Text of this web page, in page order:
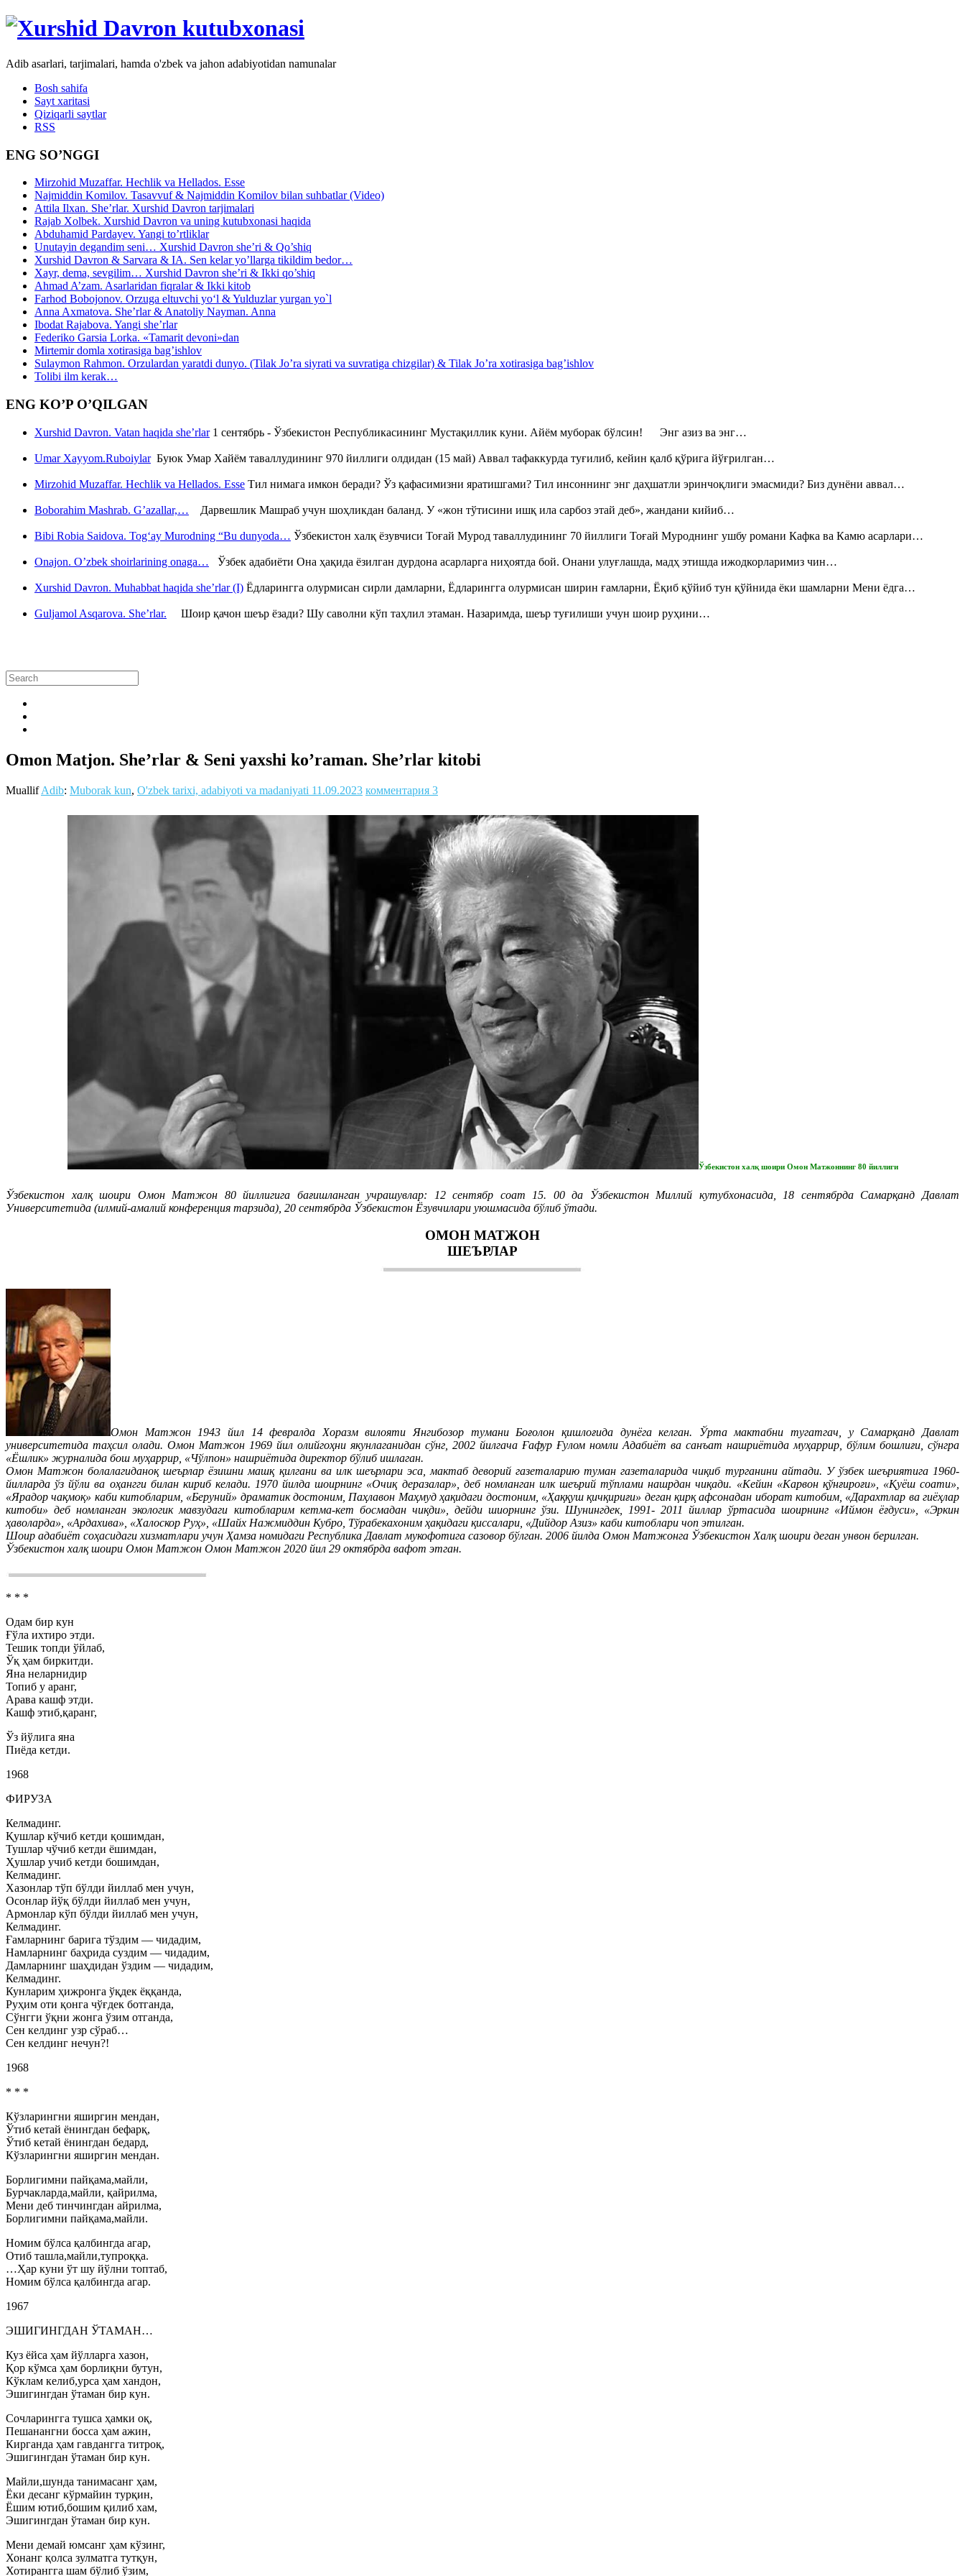
Adib asarlari, tarjimalari, hamda o'zbek va jahon adabiyotidan namunalar
Bosh sahifa
Sayt xaritasi
Qiziqarli saytlar
RSS
ENG SO’NGGI
Mirzohid Muzaffar. Hechlik va Hellados. Esse
Najmiddin Komilov. Tasavvuf & Najmiddin Komilov bilan suhbatlar (Video)
Attila Ilxan. She’rlar. Xurshid Davron tarjimalari
Rajab Xolbek. Xurshid Davron va uning kutubxonasi haqida
Abduhamid Pardayev. Yangi to’rtliklar
Unutayin degandim seni… Xurshid Davron she’ri & Qo’shiq
Xurshid Davron & Sarvara & IA. Sen kelar yo’llarga tikildim bedor…
Xayr, dema, sevgilim… Xurshid Davron she’ri & Ikki qo’shiq
Ahmad A’zam. Asarlaridan fiqralar & Ikki kitob
Farhod Bobojonov. Orzuga eltuvchi yo‘l & Yulduzlar yurgan yo`l
Anna Axmatova. She’rlar & Anatoliy Nayman. Anna
Ibodat Rajabova. Yangi she’rlar
Federiko Garsia Lorka. «Tamarit devoni»dan
Mirtemir domla xotirasiga bag’ishlov
Sulaymon Rahmon. Orzulardan yaratdi dunyo. (Tilak Jo’ra siyrati va suvratiga chizgilar) & Tilak Jo’ra xotirasiga bag’ishlov
Tolibi ilm kerak…
ENG KO’P O’QILGAN
Xurshid Davron. Vatan haqida she’rlar1 сентябрь - Ўзбекистон Республикасининг Мустақиллик куни. Айём муборак бўлсин! Энг азиз ва энг…
Umar Xayyom.RuboiylarБуюк Умар Хайём таваллудининг 970 йиллиги олдидан (15 май) Аввал тафаккурда туғилиб, кейин қалб қўрига йўғрилган…
Mirzohid Muzaffar. Hechlik va Hellados. Esse Тил нимага имкон беради? Ўз қафасимизни яратишгами? Тил инсоннинг энг даҳшатли эринчоқлиги эмасмиди? Биз дунёни аввал…
Boborahim Mashrab. G’azallar,… Дарвешлик Машраб учун шоҳликдан баланд. У «жон тўтисини ишқ ила сарбоз этай деб», жандани кийиб…
Bibi Robia Saidova. Tog‘ay Murodning “Bu dunyoda… Ўзбекистон халқ ёзувчиси Тоғай Мурод таваллудининг 70 йиллиги Тоғай Муроднинг ушбу романи Кафка ва Камю асарлари…
Onajon. O’zbek shoirlarining onaga… Ўзбек адабиёти Она ҳақида ёзилган дурдона асарларга ниҳоятда бой. Онани улуғлашда, мадҳ этишда ижодкорларимиз чин…
Xurshid Davron. Muhabbat haqida she’rlar (I) Ёдларингга олурмисан сирли дамларни, Ёдларингга олурмисан ширин ғамларни, Ёқиб қўйиб тун қўйнида ёки шамларни Мени ёдга…
Guljamol Asqarova. She’rlar. Шоир қачон шеър ёзади? Шу саволни кўп таҳлил этаман. Назаримда, шеър туғилиши учун шоир руҳини…
Omon Matjon. She’rlar & Seni yaxshi ko’raman. She’rlar kitobi
MuallifAdib: Muborak kun, O'zbek tarixi, adabiyoti va madaniyati 11.09.2023 комментария 3
Ўзбекистон халқ шоири Омон Матжоннинг 80 йиллиги
Ўзбекистон халқ шоири Омон Матжон 80 йиллигига бағишланган учрашувлар: 12 сентябр соат 15. 00 да Ўзбекистон Миллий кутубхонасида, 18 сентябрда Самарқанд Давлат
Университетида (илмий-амалий конференция тарзида), 20 сентябрда Ўзбекистон Ёзувчилари уюшмасида бўлиб ўтади.
ОМОН МАТЖОН
ШЕЪРЛАР
Омон Матжон 1943 йил 14 февралда Хоразм вилояти Янгибозор тумани Боғолон қишлоғида дунёга келган. Ўрта мактабни тугатгач, у Самарқанд Давлат
университетида таҳсил олади. Омон Матжон 1969 йил олийгоҳни якунлаганидан сўнг, 2002 йилгача Ғафур Ғулом номли Адабиёт ва санъат нашриётида муҳаррир, бўлим бошлиғи, сўнгра
«Ёшлик» журналида бош муҳаррир, «Чўлпон» нашриётида директор бўлиб ишлаган.
Омон Матжон болалагиданоқ шеърлар ёзишни машқ қилгани ва илк шеърлари эса, мактаб деворий газеталарию туман газеталарида чиқиб турганини айтади. У ўзбек шеъриятига 1960-
йилларда ўз йўли ва оҳангги билан кириб келади. 1970 йилда шоирнинг «Очиқ деразалар», деб номланган илк шеърий тўплами нашрдан чиқади. «Кейин «Карвон қўнғироғи», «Қуёш соати»,
«Ярадор чақмоқ» каби китобларим, «Беруний» драматик достоним, Паҳлавон Маҳмуд ҳақидаги достоним, «Ҳаққуш қичқириғи» деган қирқ афсонадан иборат китобим, «Дарахтлар ва гиёҳлар
китоби» деб номланган экологик мавзудаги китобларим кетма-кет босмадан чиқди», дейди шиорнинг ўзи. Шунингдек, 1991- 2011 йиллар ўртасида шоирнинг «Иймон ёғдуси», «Эркин
ҳаволарда», «Ардахива», «Халоскор Руҳ», «Шайх Нажмиддин Кубро, Тўрабекахоним ҳақидаги қиссалари, «Дийдор Азиз» каби китоблари чоп этилган.
Шоир адабиёт соҳасидаги хизматлари учун Ҳамза номидаги Республика Давлат мукофотига сазовор бўлган. 2006 йилда Омон Матжонга Ўзбекистон Халқ шоири деган унвон берилган.
Ўзбекистон халқ шоири Омон Матжон Омон Матжон 2020 йил 29 октябрда вафот этган.
* * *
Одам бир кун
Ғўла ихтиро этди.
Тешик топди ўйлаб,
Ўқ ҳам биркитди.
Яна неларнидир
Топиб у аранг,
Арава кашф этди.
Кашф этиб,қаранг,
Ўз йўлига яна
Пиёда кетди.
1968
ФИРУЗА
Келмадинг.
Қушлар кўчиб кетди қошимдан,
Тушлар чўчиб кетди ёшимдан,
Ҳушлар учиб кетди бошимдан,
Келмадинг.
Хазонлар тўп бўлди йиллаб мен учун,
Осонлар йўқ бўлди йиллаб мен учун,
Армонлар кўп бўлди йиллаб мен учун,
Келмадинг.
Ғамларнинг барига тўздим — чидадим,
Намларнинг баҳрида суздим — чидадим,
Дамларнинг шаҳдидан ўздим — чидадим,
Келмадинг.
Кунларим ҳижронга ўқдек ёққанда,
Руҳим оти қонга чўғдек ботганда,
Сўнгги ўқни жонга ўзим отганда,
Сен келдинг узр сўраб…
Сен келдинг нечун?!
1968
* * *
Кўзларингни яширгин мендан,
Ўтиб кетай ёнингдан бефарқ,
Ўтиб кетай ёнингдан бедард,
Кўзларингни яширгин мендан.
Борлигимни пайқама,майли,
Бурчакларда,майли, қайрилма,
Мени деб тинчингдан айрилма,
Борлигимни пайқама,майли.
Номим бўлса қалбингда агар,
Отиб ташла,майли,тупроққа.
…Ҳар куни ўт шу йўлни топтаб,
Номим бўлса қалбингда агар.
1967
ЭШИГИНГДАН ЎТАМАН…
Куз ёйса ҳам йўлларга хазон,
Қор кўмса ҳам борлиқни бутун,
Кўклам келиб,урса ҳам хандон,
Эшигингдан ўтаман бир кун.
Сочларингга тушса ҳамки оқ,
Пешанангни босса ҳам ажин,
Кирганда ҳам гавдангга титроқ,
Эшигингдан ўтаман бир кун.
Майли,шунда танимасанг ҳам,
Ёки десанг кўрмайин турқин,
Ёшим ютиб,бошим қилиб хам,
Эшигингдан ўтаман бир кун.
Мени демай юмсанг ҳам кўзинг,
Хонанг қолса зулматга тутқун,
Хотирангга шам бўлиб ўзим,